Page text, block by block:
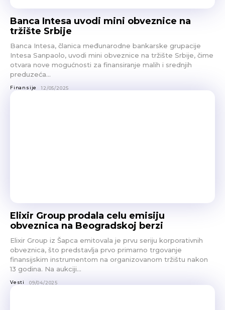
Banca Intesa uvodi mini obveznice na
tržište Srbije
Banca Intesa, članica međunarodne bankarske grupacije
Intesa Sanpaolo, uvodi mini obveznice na tržište Srbije, čime
otvara nove mogućnosti za finansiranje malih i srednjih
preduzeća...
Finansije 12/05/2025
Elixir Group prodala celu emisiju
obveznica na Beogradskoj berzi
Elixir Group iz Šapca emitovala je prvu seriju korporativnih
obveznica, što predstavlja prvo primarno trgovanje
finansijskim instrumentom na organizovanom tržištu nakon
13 godina. Na aukciji...
Vesti 09/04/2025